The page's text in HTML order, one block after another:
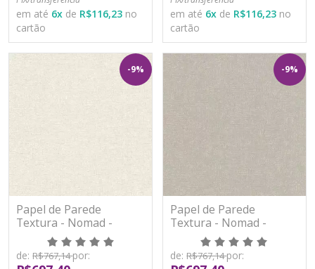
em até 6x de R$116,23 no
cartão
em até 6x de R$116,23 no
cartão
-9%
Papel de Parede
Textura - Nomad -
A50201 - Vinílico
de: R$767,14por:
-9%
Papel de Parede
Textura - Nomad -
A50202 - Vinílico
de: R$767,14por: